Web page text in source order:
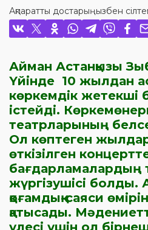
Ақпаратты достарыңызбен
Айман Астанқызы
Үйінде 10 жылдан
көркемдік
істейді.
театрларының
Ол көптеген
өткізілген
бағдарламалардың
жүргізушісі болды.
қоғамдық-саяси
қатысады.
үлесі үшін ол